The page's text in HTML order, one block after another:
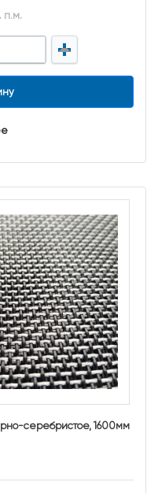
п.м.
серебристое, 1600мм